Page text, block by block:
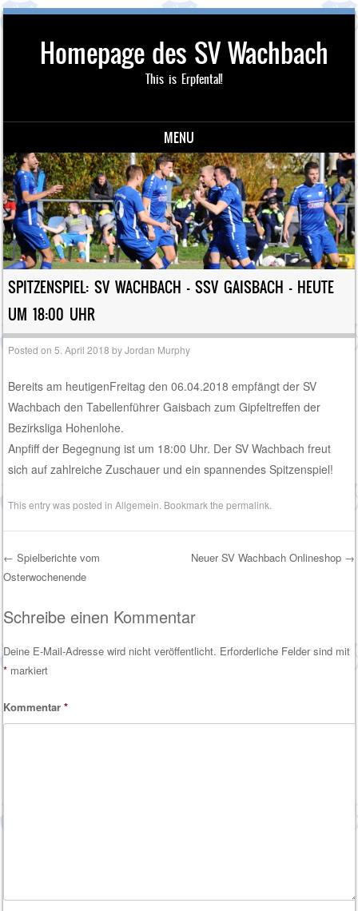
Homepage des SV Wachbach
This is Erpfental!
MENU
Skip to content
SPITZENSPIEL: SV WACHBACH – SSV GAISBACH – HEUTE
UM 18:00 UHR
Posted on5. April 2018 byJordan Murphy
Bereits am heutigenFreitag den 06.04.2018 empfängt der SV
Wachbach den Tabellenführer Gaisbach zum Gipfeltreffen der
Bezirksliga Hohenlohe.
Anpfiff der Begegnung ist um 18:00 Uhr. Der SV Wachbach freut
sich auf zahlreiche Zuschauer und ein spannendes Spitzenspiel!
This entry was posted inAllgemein . Bookmark thepermalink
Post navigation
← Spielberichte vom
Osterwochenende
Neuer SV Wachbach Onlineshop →
Schreibe einen Kommentar
Deine E-Mail-Adresse wird nicht veröffentlicht. Erforderliche Felder sind mit
* markiert
Kommentar*